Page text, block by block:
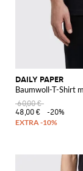
DAILY PAPER
Baumwoll-T-Shirt
60,00 €
48,00 €
-20%